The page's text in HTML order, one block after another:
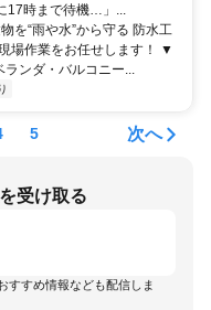
17時まで待機…」...
を“雨や水”から守る 防水工
場作業をお任せします！ ▼
ンダ・バルコニー...
5 次へ
受け取る
すすめ情報なども配信しま